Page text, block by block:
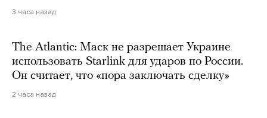
3 часа назад
The Atlantic: Маск не разрешает Украине
использовать Starlink для ударов по России.
Он считает, что «пора заключать сделку»
2 часа назад